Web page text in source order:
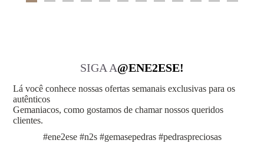
SIGA A@ENE2ESE!
Lá você conhece nossas ofertas semanais exclusivas para os
autênticos
Gemaniacos, como gostamos de chamar nossos queridos
clientes.
#ene2ese #n2s #gemasepedras #pedraspreciosas